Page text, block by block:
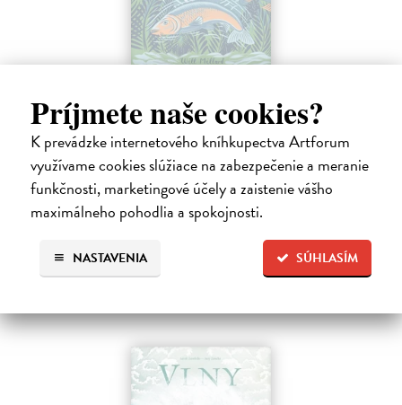
Príjmete naše cookies?
K prevádzke internetového kníhkupectva Artforum
využívame cookies slúžiace na zabezpečenie a meranie
funkčnosti, marketingové účely a zaistenie vášho
maximálneho pohodlia a spokojnosti.
SÚHLASÍM
NASTAVENIA
Millard Will| Kniha
V bohato ilustrovanej príručke nájdu mladí záujemcovia všetky
dôležité informácie, ktoré budú potrebovať, kým sa vydajú na svoju
prvú rybačku. Autor knihy Will Millard, skúsený rybár, cestovateľ a
moderátor…
Na sklade ?
14,95 €